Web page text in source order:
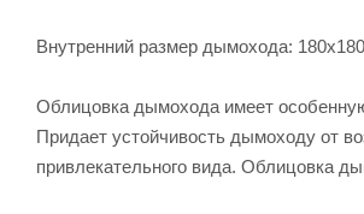
Внутренний размер дымохода:
Облицовка дымохода имеет
Придает устойчивость дымоходу от
привлекательного вида. Облицовка